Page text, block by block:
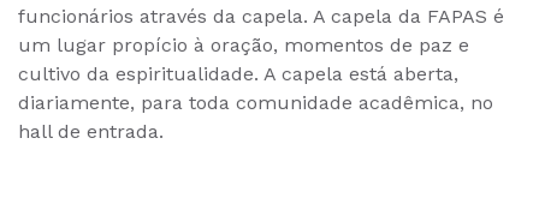
funcionários através da capela. A capela da FAPAS é
um lugar propício à oração, momentos de paz e
cultivo da espiritualidade. A capela está aberta,
diariamente, para toda comunidade acadêmica, no
hall de entrada.